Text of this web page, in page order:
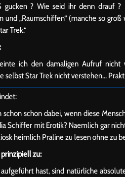
gucken ? Wie seid ihr denn drauf
und „Raumschiffen“ (manche so
Trek.“
ich den damaligen Aufruf nicht
selbst Star Trek nicht verstehen…
schon schon dabei, wenn diese
Schiffer mit Erotik? Naemlich gar
heimlich Praline zu lesen ohne zu
zu:
aufgeführt hast, sind natürliche